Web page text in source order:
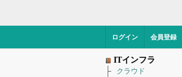
ログイン 会員登録
ITインフラ
クラウド